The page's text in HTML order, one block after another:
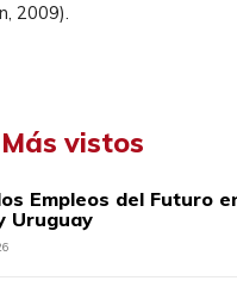
2009).
Más vistos
Empleos del Futuro
Uruguay